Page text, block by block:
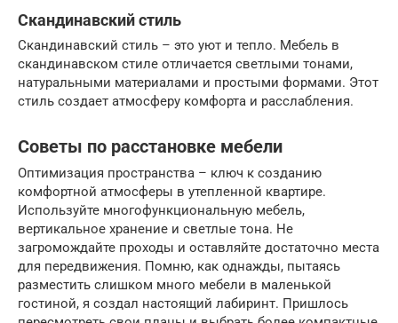
Скандинавский стиль
Скандинавский стиль – это уют и тепло. Мебель в
скандинавском стиле отличается светлыми тонами,
натуральными материалами и простыми формами. Этот
стиль создает атмосферу комфорта и расслабления.
Советы по расстановке мебели
Оптимизация пространства – ключ к созданию
комфортной атмосферы в утепленной квартире.
Используйте многофункциональную мебель,
вертикальное хранение и светлые тона. Не
загромождайте проходы и оставляйте достаточно места
для передвижения. Помню, как однажды, пытаясь
разместить слишком много мебели в маленькой
гостиной, я создал настоящий лабиринт. Пришлось